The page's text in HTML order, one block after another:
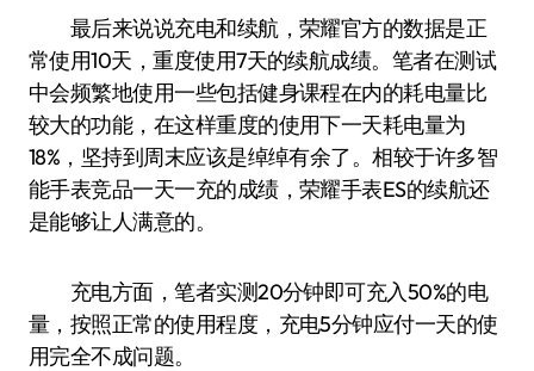
最后来说说充电和续航，荣耀官方的数据是正
常使用10天，重度使用7天的续航成绩。笔者在测试
中会频繁地使用一些包括健身课程在内的耗电量比
较大的功能，在这样重度的使用下一天耗电量为
18%，坚持到周末应该是绰绰有余了。相较于许多智
能手表竞品一天一充的成绩，荣耀手表ES的续航还
是能够让人满意的。
充电方面，笔者实测20分钟即可充入50%的电
量，按照正常的使用程度，充电5分钟应付一天的使
用完全不成问题。